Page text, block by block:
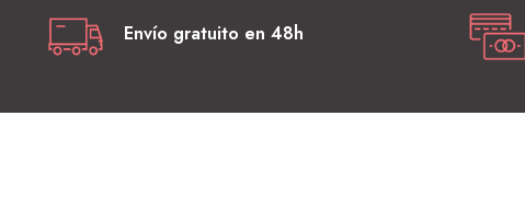
Envío gratuito en 48h